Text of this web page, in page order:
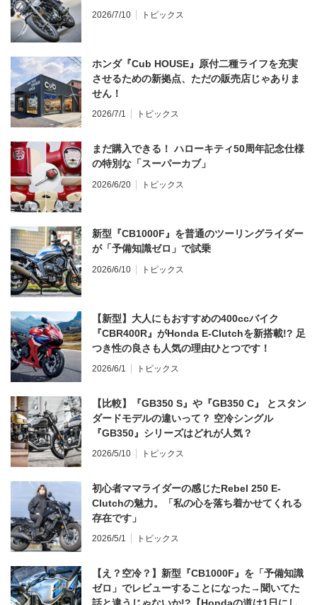
2026/7/10 トピックス
ホンダ『Cub HOUSE』原付二種ライフを充実
させるための新拠点、ただの販売店じゃありま
せん！
2026/7/1 トピックス
まだ購入できる！ ハローキティ50周年記念仕様
の特別な「スーパーカブ」
2026/6/20 トピックス
新型『CB1000F』を普通のツーリングライダー
が「予備知識ゼロ」で試乗
2026/6/10 トピックス
【新型】大人にもおすすめの400ccバイク
『CBR400R』がHonda E-Clutchを新搭載!? 足
つき性の良さも人気の理由ひとつです！
2026/6/1 トピックス
【比較】『GB350 S』や『GB350 C』 とスタン
ダードモデルの違いって？ 空冷シングル
『GB350』シリーズはどれが人気？
2026/5/10 トピックス
初心者ママライダーの感じたRebel 250 E-
Clutchの魅力。「私の心を落ち着かせてくれる
存在です」
2026/5/1 トピックス
【え？空冷？】新型『CB1000F』を「予備知識
ゼロ」でレビューすることになった→聞いてた
話と違うじゃないか!?【Hondaの道は1日にし